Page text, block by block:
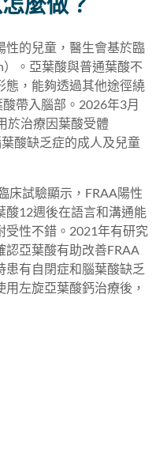
性的兒童，醫生會基於臨
。亞葉酸與普通葉酸不
態，能夠透過其他途徑繞
帶入腦部。2026年3月
於治療因葉酸受體
酸缺乏症的成人及兒童
床試驗顯示，FRAA陽性
酸12週後在語言和溝通能
受性不錯。2021年有研究
認亞葉酸有助改善FRAA
患有自閉症和腦葉酸缺乏
左旋亞葉酸鈣治療後，